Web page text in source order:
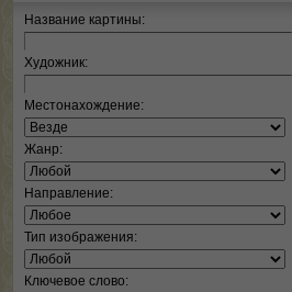
Название картины:
Художник:
Местонахождение:
Жанр:
Направление:
Тип изображения:
Ключевое слово: